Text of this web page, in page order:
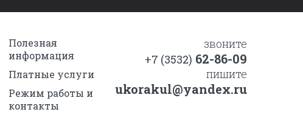
Полезная
информация
Платные услуги
Режим работы и
контакты
звоните
+7 (3532) 62-86-09
пишите
ukorakul@yandex.ru